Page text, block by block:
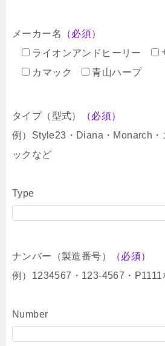
メーカー名
（必須）
ライオンアンドヒーリー
カマック
青山ハープ
タイプ（型式）
（必須）
例）Style23・Diana・Monarch・
ックなど
Type
ナンバー（製造番号）
（必須）
例）1234567・123-4567・P1111
Number